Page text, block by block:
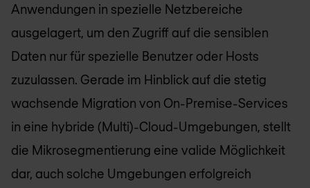
Anwendungen in spezielle Netzbereiche
ausgelagert, um den Zugriff auf die sensiblen
Daten nur für spezielle Benutzer oder Hosts
zuzulassen. Gerade im Hinblick auf die stetig
wachsende Migration von On-Premise-Services
in eine hybride (Multi)-Cloud-Umgebungen, stellt
die Mikrosegmentierung eine valide Möglichkeit
dar, auch solche Umgebungen erfolgreich